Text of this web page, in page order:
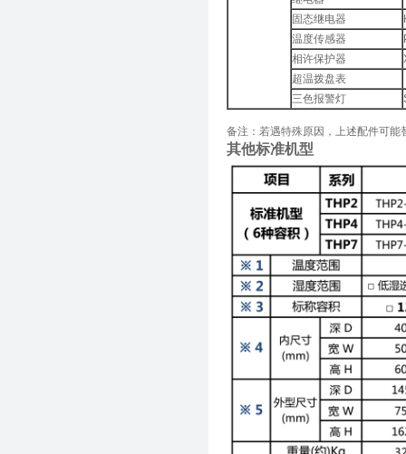
固态继电器
温度传感器
相许保护器
超温拨盘表
三色报警灯
备注：若遇特殊原因，上述配件可能
其他标准机型